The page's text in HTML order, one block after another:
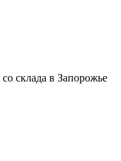
склада в Запорожье